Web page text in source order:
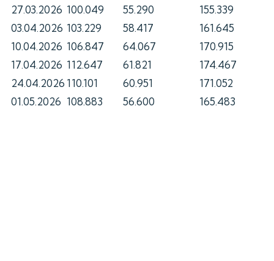
27.03.2026 100.049 55.290
155.339
03.04.2026 103.229 58.417
161.645
10.04.2026 106.847 64.067
170.915
17.04.2026 112.647 61.821
174.467
24.04.2026 110.101 60.951
171.052
01.05.2026 108.883 56.600 165.483